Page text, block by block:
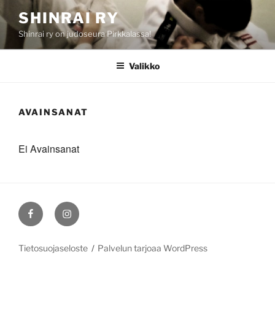
sisältöönSHINRAI RY
Shinrai ry on judoseura Pirkkalassa!
Valikko
AVAINSANAT
Ei Avainsanat
Shinrain
Facebook-
Shinrain
Instagram-
Tietosuojaseloste Palvelun tarjoaa WordPress